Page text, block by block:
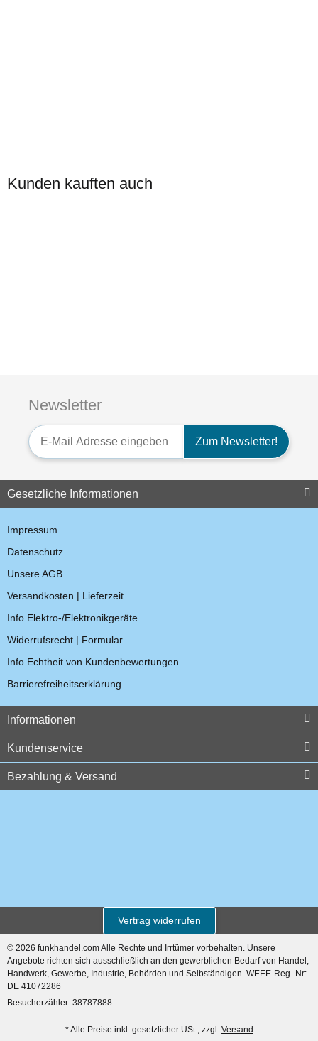
Talkabout
Bestseller
Motorola 00272 Gürtelclip
5,95 €*
Auf Lager
Kunden kauften auch
172,55 €
Newsletter
Newsletter-Registrierung
Zum Newsletter!
Gesetzliche Informationen
Impressum
Datenschutz
Unsere AGB
Versandkosten | Lieferzeit
Info Elektro-/Elektronikgeräte
Widerrufsrecht | Formular
Info Echtheit von Kundenbewertungen
Barrierefreiheitserklärung
Informationen
Kundenservice
Bezahlung & Versand
Vertrag widerrufen
© 2026 funkhandel.com Alle Rechte und Irrtümer vorbehalten. Unsere
Angebote richten sich ausschließlich an den gewerblichen Bedarf von Handel,
Handwerk, Gewerbe, Industrie, Behörden und Selbständigen. WEEE-Reg.-Nr:
DE 41072286
Besucherzähler: 38787888
* Alle Preise inkl. gesetzlicher USt., zzgl. Versand